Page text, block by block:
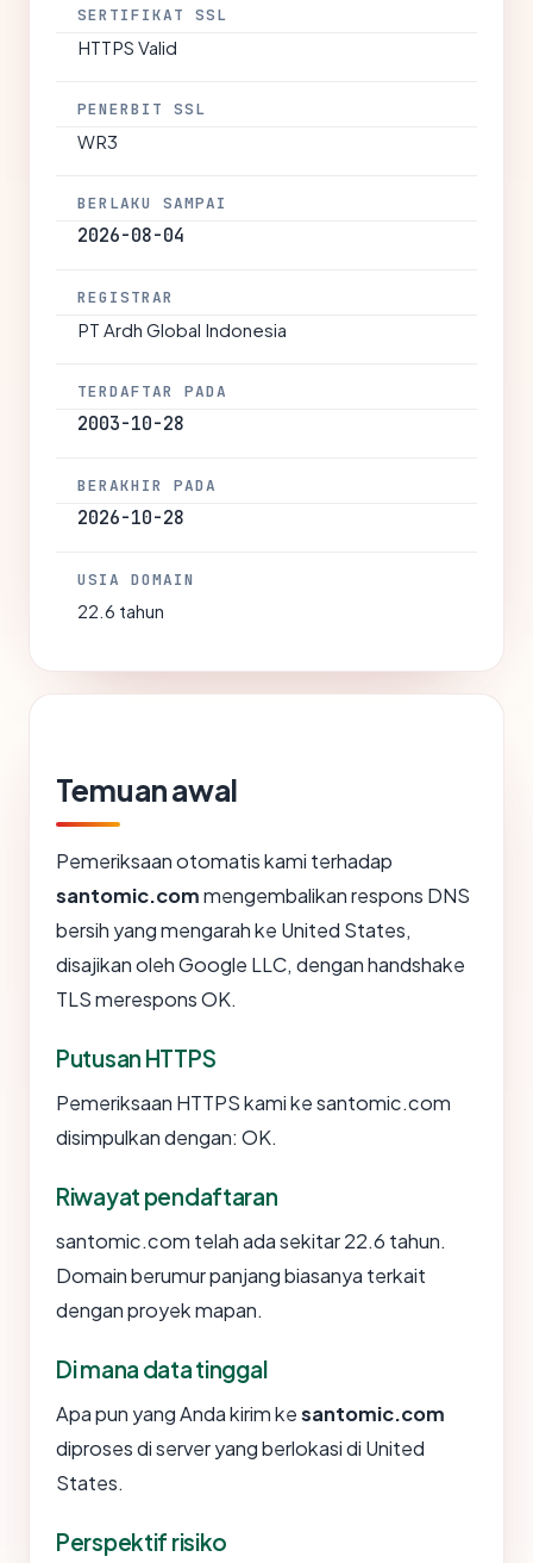
SERTIFIKAT SSL
HTTPS Valid
PENERBIT SSL
WR3
BERLAKU SAMPAI
2026-08-04
REGISTRAR
PT Ardh Global Indonesia
TERDAFTAR PADA
2003-10-28
BERAKHIR PADA
2026-10-28
USIA DOMAIN
22.6 tahun
Temuan awal
Pemeriksaan otomatis kami terhadap
santomic.commengembalikan respons DNS
bersih yang mengarah ke United States,
disajikan oleh Google LLC, dengan handshake
TLS merespons OK.
Putusan HTTPS
Pemeriksaan HTTPS kami ke santomic.com
disimpulkan dengan: OK.
Riwayat pendaftaran
santomic.com telah ada sekitar 22.6 tahun.
Domain berumur panjang biasanya terkait
dengan proyek mapan.
Di mana data tinggal
Apa pun yang Anda kirim kesantomic.com
diproses di server yang berlokasi di United
States.
Perspektif risiko